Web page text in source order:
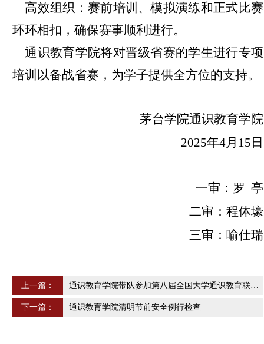
高效组织：赛前培训、模拟演练和正式比赛
环环相扣，确保赛事顺利进行。
通识教育学院将对晋级省赛的学生进行专项
培训以备战省赛，为学子提供全方位的支持。
茅台学院通识教育学院
2025年4月15日
一审：罗 亭
二审：程体壕
三审：喻仕瑞
上一篇：
下一篇： 通识教育学院清明节前安全例行检查